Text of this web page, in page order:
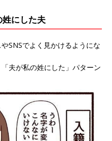
にした夫
SNSでよく見かけるようにな
夫が私の姓にした」パターン